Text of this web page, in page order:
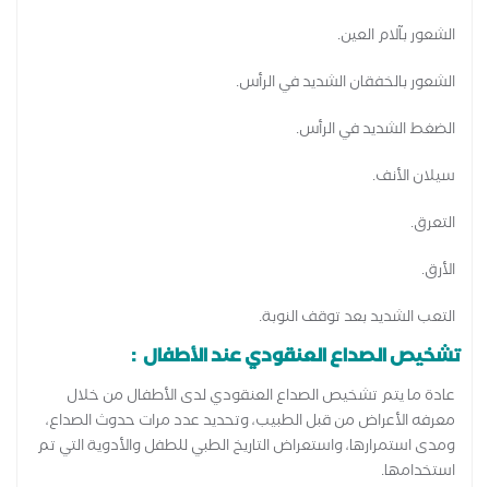
الشعور بآلام العين.
الشعور بالخفقان الشديد في الرأس.
الضغط الشديد في الرأس.
سيلان الأنف.
التعرق.
الأرق.
التعب الشديد بعد توقف النوبة.
تشخيص الصداع العنقودي عند الأطفال :
عادة ما يتم تشخيص الصداع العنقودي لدى الأطفال من خلال
معرفه الأعراض من قبل الطبيب، وتحديد عدد مرات حدوث الصداع،
ومدى استمرارها، واستعراض التاريخ الطبي للطفل والأدوية التي تم
استخدامها.